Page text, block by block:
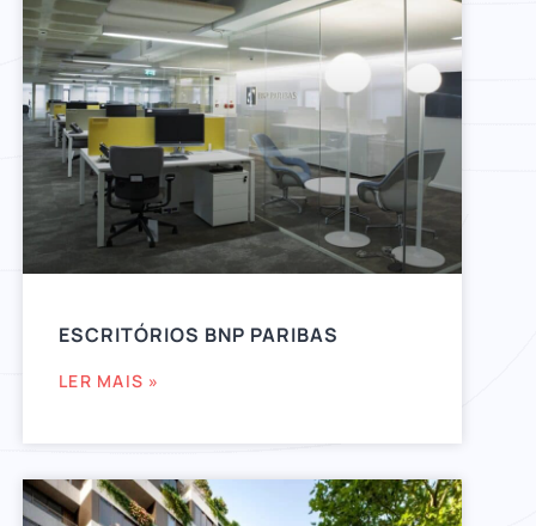
ESCRITÓRIOS BNP PARIBAS
LER MAIS »